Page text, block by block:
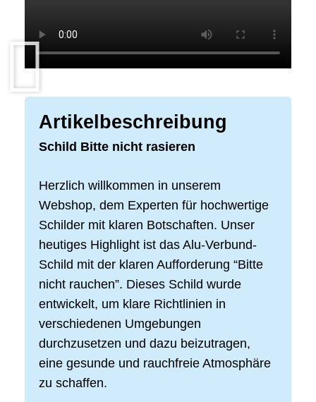
Artikelbeschreibung
Schild Bitte nicht rasieren
Herzlich willkommen in unserem
Webshop, dem Experten für hochwertige
Schilder mit klaren Botschaften. Unser
heutiges Highlight ist das Alu-Verbund-
Schild mit der klaren Aufforderung “Bitte
nicht rauchen”. Dieses Schild wurde
entwickelt, um klare Richtlinien in
verschiedenen Umgebungen
durchzusetzen und dazu beizutragen,
eine gesunde und rauchfreie Atmosphäre
zu schaffen.